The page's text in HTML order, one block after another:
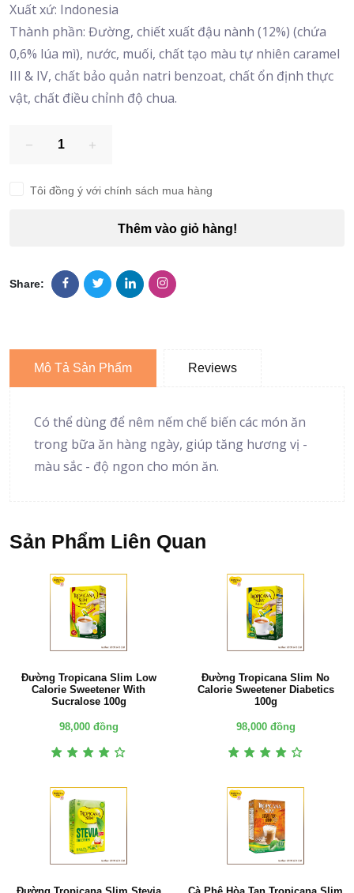
Xuất xứ: Indonesia
Thành phần: Đường, chiết xuất đậu nành (12%) (chứa
0,6% lúa mì), nước, muối, chất tạo màu tự nhiên caramel
III & IV, chất bảo quản natri benzoat, chất ổn định thực
vật, chất điều chỉnh độ chua.
Tôi đồng ý với chính sách mua hàng
Thêm vào giỏ hàng!
Share:
Mô Tả Sản Phẩm Reviews
Có thể dùng để nêm nếm chế biến các món ăn
trong bữa ăn hàng ngày, giúp tăng hương vị -
màu sắc - độ ngon cho món ăn.
Sản Phẩm Liên Quan
Đường Tropicana Slim Low
Calorie Sweetener With
Sucralose 100g
98,000 đồng
Đường Tropicana Slim No
Calorie Sweetener Diabetics
100g
98,000 đồng